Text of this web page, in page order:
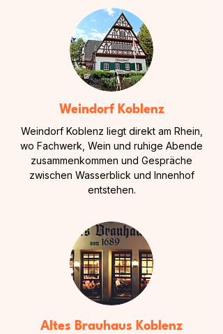
Weindorf Koblenz
Weindorf Koblenz liegt direkt am Rhein,
wo Fachwerk, Wein und ruhige Abende
zusammenkommen und Gespräche
zwischen Wasserblick und Innenhof
entstehen.
Altes Brauhaus Koblenz